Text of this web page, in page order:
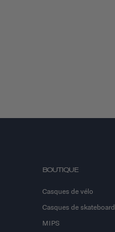
BOUTIQUE
Casques de vélo
Casques de skateboard
MIPS